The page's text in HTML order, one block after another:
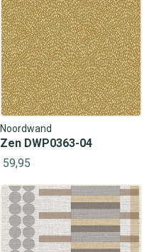
Noordwand
Zen DWP0363-04
59,95